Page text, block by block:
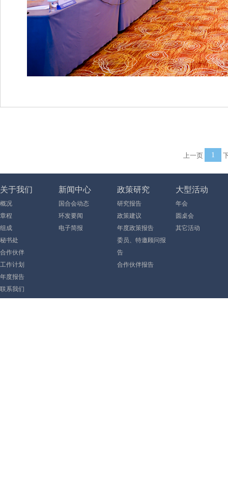
上一页 1
关于我们
概况
章程
组成
秘书处
合作伙伴
工作计划
年度报告
联系我们
新闻中心
国合会动态
环发要闻
电子简报
政策研究
研究报告
政策建议
年度政策报告
委员、特邀顾问报
告
合作伙伴报告
大型活动
年会
圆桌会
其它活动